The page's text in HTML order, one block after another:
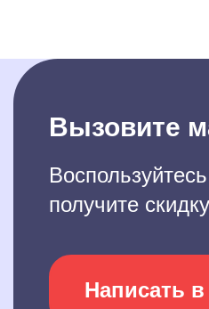
Вызовите
получите
Написать в